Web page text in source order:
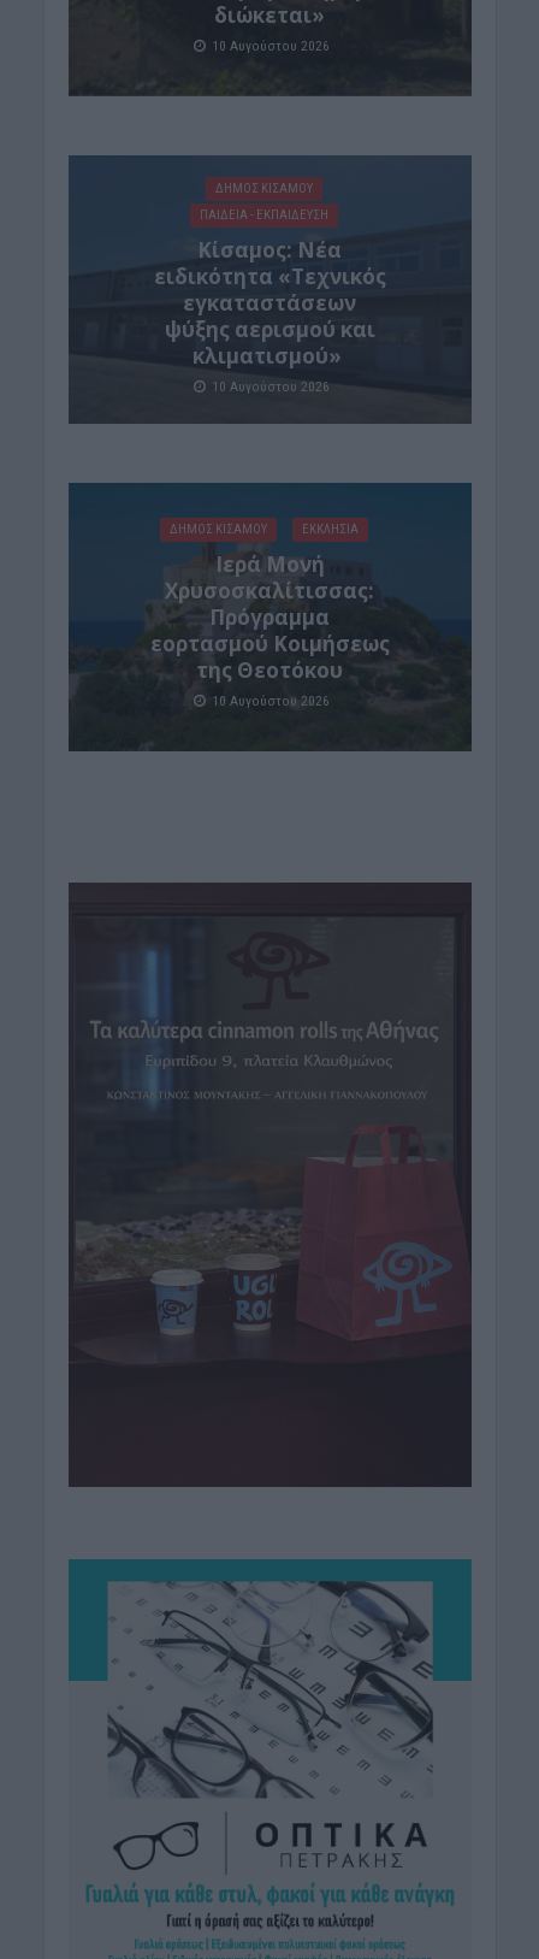
διώκεται»
10 Αυγούστου 2026
ΔΉΜΟΣ ΚΙΣΆΜΟΥ
ΠΑΙΔΕΙΑ - ΕΚΠΑΙΔΕΥΣΗ
Κίσαμος: Νέα
ειδικότητα «Τεχνικός
εγκαταστάσεων
ψύξης αερισμού και
κλιματισμού»
10 Αυγούστου 2026
ΔΉΜΟΣ ΚΙΣΆΜΟΥ ΕΚΚΛΗΣΙΑ
Ιερά Μονή
Χρυσοσκαλίτισσας:
Πρόγραμμα
εορτασμού Κοιμήσεως
της Θεοτόκου
10 Αυγούστου 2026